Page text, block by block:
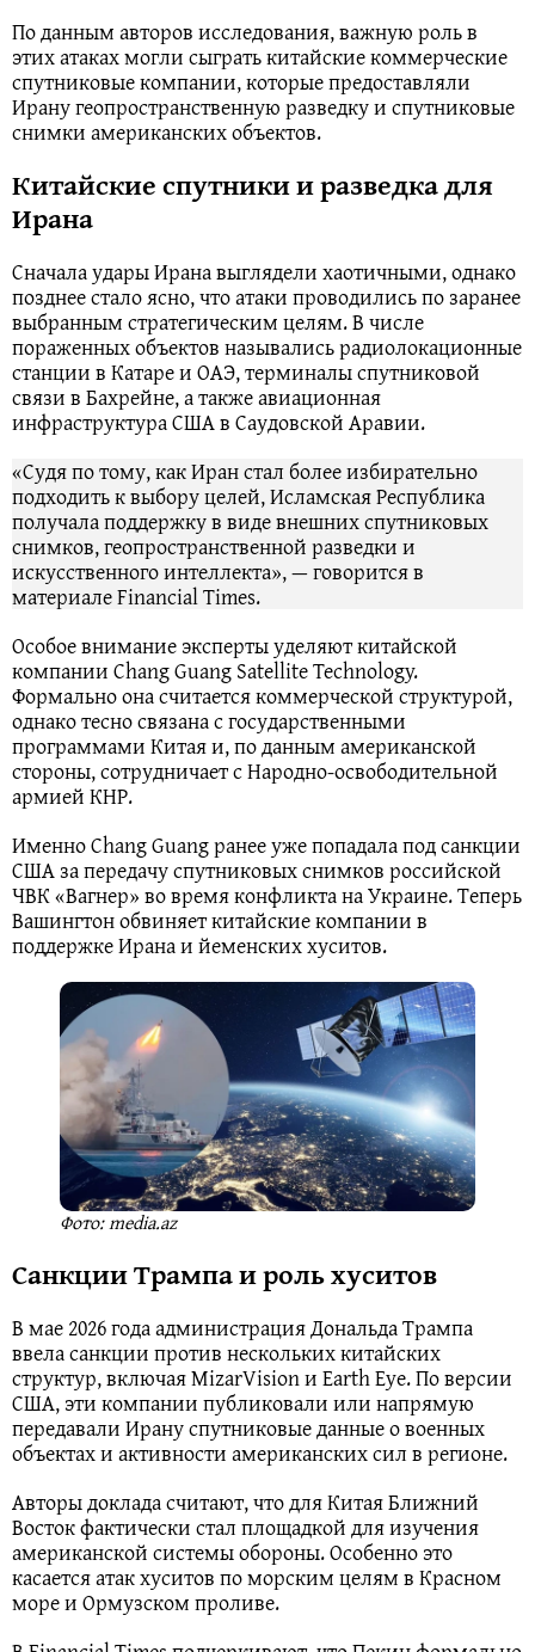
По данным авторов исследования, важную роль в
этих атаках могли сыграть китайские коммерческие
спутниковые компании, которые предоставляли
Ирану геопространственную разведку и спутниковые
снимки американских объектов.
Китайские спутники и разведка для
Ирана
Сначала удары Ирана выглядели хаотичными, однако
позднее стало ясно, что атаки проводились по заранее
выбранным стратегическим целям. В числе
пораженных объектов назывались радиолокационные
станции в Катаре и ОАЭ, терминалы спутниковой
связи в Бахрейне, а также авиационная
инфраструктура США в Саудовской Аравии.
«Судя по тому, как Иран стал более избирательно
подходить к выбору целей, Исламская Республика
получала поддержку в виде внешних спутниковых
снимков, геопространственной разведки и
искусственного интеллекта», — говорится в
материале Financial Times.
Особое внимание эксперты уделяют китайской
компании Chang Guang Satellite Technology.
Формально она считается коммерческой структурой,
однако тесно связана с государственными
программами Китая и, по данным американской
стороны, сотрудничает с Народно-освободительной
армией КНР.
Именно Chang Guang ранее уже попадала под санкции
США за передачу спутниковых снимков российской
ЧВК «Вагнер» во время конфликта на Украине. Теперь
Вашингтон обвиняет китайские компании в
поддержке Ирана и йеменских хуситов.
Фото: media.az
Санкции Трампа и роль хуситов
В мае 2026 года администрация Дональда Трампа
ввела санкции против нескольких китайских
структур, включая MizarVision и Earth Eye. По версии
США, эти компании публиковали или напрямую
передавали Ирану спутниковые данные о военных
объектах и активности американских сил в регионе.
Авторы доклада считают, что для Китая Ближний
Восток фактически стал площадкой для изучения
американской системы обороны. Особенно это
касается атак хуситов по морским целям в Красном
море и Ормузском проливе.